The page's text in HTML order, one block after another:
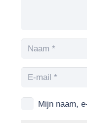
Mijn naam,